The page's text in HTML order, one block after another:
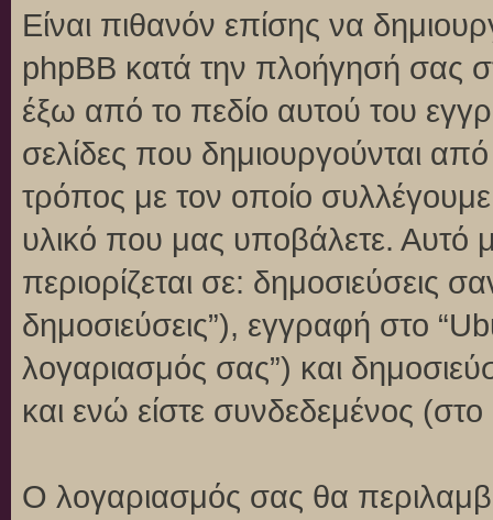
Είναι πιθανόν επίσης να
phpBB κατά την πλοήγησή σας
έξω από το πεδίο αυτού του
σελίδες που δημιουργούνται
τρόπος με τον οποίο
υλικό που μας υποβάλετε. Αυτό
περιορίζεται σε: δημοσιεύσεις
δημοσιεύσεις”), εγγραφή στο
λογαριασμός σας”) και
και ενώ είστε συνδεδεμένος (στο
Ο λογαριασμός σας θα